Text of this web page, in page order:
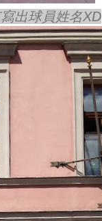
出球員姓名XD